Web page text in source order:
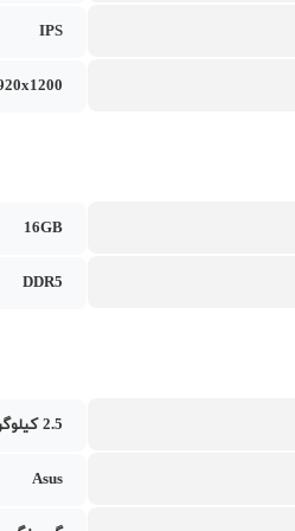
IPS
16GB
DDR5
2.5 کیلوگرم
Asus